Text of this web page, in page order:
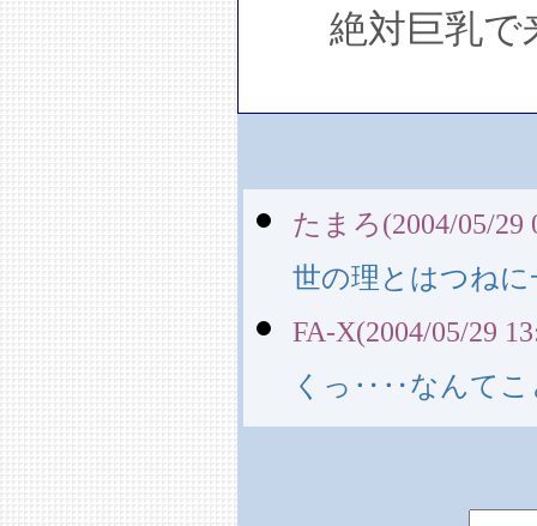
絶対巨乳で
たまろ(2004/05/29
世の理とはつね
FA-X(2004/05/29
くっ‥‥なんてこ